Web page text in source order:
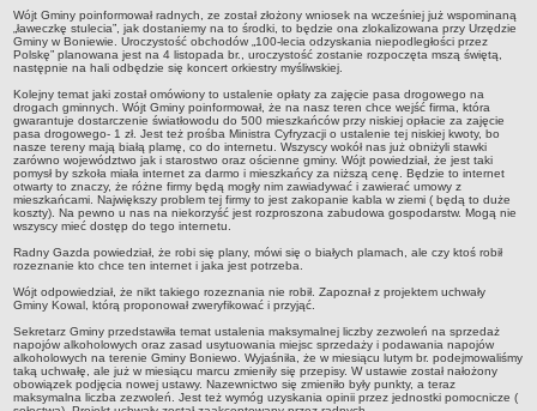
Deklaracja dostępności strony internetowej Urzędu Gminy Boniewo
RODO
REJESTRY
Rejestry i ewidencje
Rejestr działalności regulowanej
Ewidencja udzielonych i cofniętych zezwoleń na prowadzenie
Zbiorowego Zaopatrzenia w Wodę i Zbiorowego Odprowadzania
Ścieków
Rejestr Instytucji Kultury
Zestawienie przedsiębiorców w zakresie opróżniania zbiorników
bezodpływowych lub osadników
FINANSE GMINY
Majątek gminy
Budżet
Wójt Gminy poinformował radnych, ze został złożony wniosek na wcześniej już wspominaną
„ławeczkę stulecia”, jak dostaniemy na to środki, to będzie ona zlokalizowana przy Urzędzie
Gminy w Boniewie. Uroczystość obchodów „100-lecia odzyskania niepodległości przez
Polskę” planowana jest na 4 listopada br., uroczystość zostanie rozpoczęta mszą świętą,
następnie na hali odbędzie się koncert orkiestry myśliwskiej.
Kolejny temat jaki został omówiony to ustalenie opłaty za zajęcie pasa drogowego na
drogach gminnych. Wójt Gminy poinformował, że na nasz teren chce wejść firma, która
gwarantuje dostarczenie światłowodu do 500 mieszkańców przy niskiej opłacie za zajęcie
pasa drogowego- 1 zł. Jest też prośba Ministra Cyfryzacji o ustalenie tej niskiej kwoty, bo
nasze tereny mają białą plamę, co do internetu. Wszyscy wokół nas już obniżyli stawki
zarówno województwo jak i starostwo oraz ościenne gminy. Wójt powiedział, że jest taki
pomysł by szkoła miała internet za darmo i mieszkańcy za niższą cenę. Będzie to internet
otwarty to znaczy, że różne firmy będą mogły nim zawiadywać i zawierać umowy z
mieszkańcami. Największy problem tej firmy to jest zakopanie kabla w ziemi ( będą to duże
koszty). Na pewno u nas na niekorzyść jest rozproszona zabudowa gospodarstw. Mogą nie
wszyscy mieć dostęp do tego internetu.
Radny Gazda powiedział, że robi się plany, mówi się o białych plamach, ale czy ktoś robił
rozeznanie kto chce ten internet i jaka jest potrzeba.
Wójt odpowiedział, że nikt takiego rozeznania nie robił. Zapoznał z projektem uchwały
Gminy Kowal, którą proponował zweryfikować i przyjąć.
Sekretarz Gminy przedstawiła temat ustalenia maksymalnej liczby zezwoleń na sprzedaż
napojów alkoholowych oraz zasad usytuowania miejsc sprzedaży i podawania napojów
alkoholowych na terenie Gminy Boniewo. Wyjaśniła, że w miesiącu lutym br. podejmowaliśmy
taką uchwałę, ale już w miesiącu marcu zmieniły się przepisy. W ustawie został nałożony
obowiązek podjęcia nowej ustawy. Nazewnictwo się zmieniło były punkty, a teraz
maksymalna liczba zezwoleń. Jest też wymóg uzyskania opinii przez jednostki pomocnicze (